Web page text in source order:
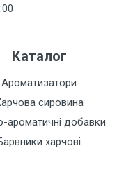
Каталог
Ароматизатори
сировина
ароматичні добавки
харчові